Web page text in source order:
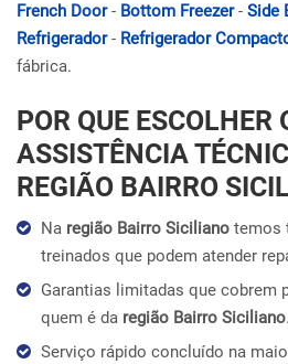
French Door- Bottom Freezer- Side
Refrigerador- Refrigerador
fábrica.
POR QUE ESCOLHER
ASSISTÊNCIA
REGIÃO BAIRRO
Na região Bairro Siciliano temos
treinados que podem atender
Garantias limitadas que cobrem
quem é da região Bairro Siciliano.
Serviço rápido concluído na